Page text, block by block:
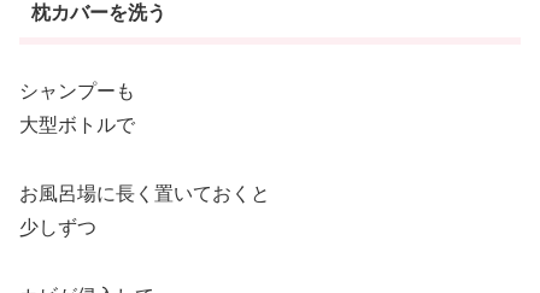
枕カバーを洗う
シャンプーも
大型ボトルで
お風呂場に長く置いておくと
少しずつ